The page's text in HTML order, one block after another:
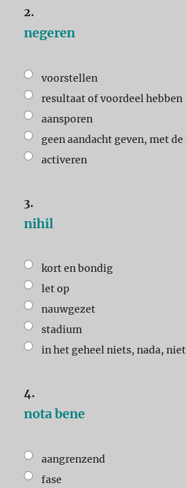
2.
negeren
voorstellen
resultaat of voordeel hebben
aansporen
geen aandacht geven, met
activeren
3.
nihil
kort en bondig
let op
nauwgezet
stadium
in het geheel niets, nada,
4.
nota bene
aangrenzend
fase